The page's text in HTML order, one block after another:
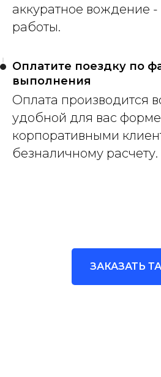
аккуратное вождение
работы.
Оплатите поездку по
выполнения
Оплата производится
удобной для вас
корпоративными
безналичному расчету.
ЗАКАЗАТЬ